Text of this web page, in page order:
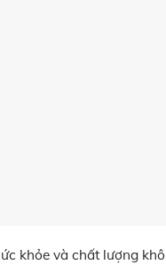
khỏe và chất lượng